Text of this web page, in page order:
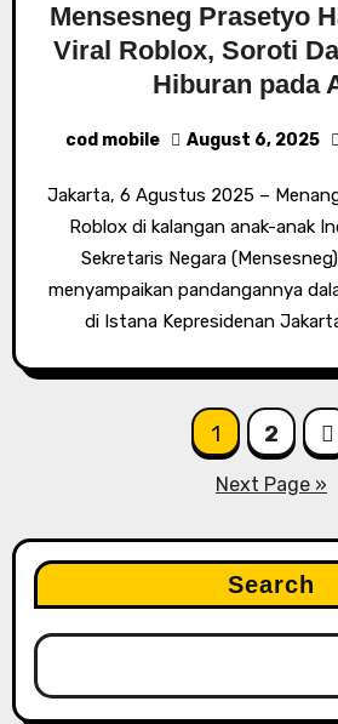
Mensesneg Prasetyo
Viral Roblox, Soroti
Hiburan pada
cod mobile August 6, 2025
Jakarta, 6 Agustus 2025 – Menanggapi viralnya game
Roblox di kalangan anak-anak
Sekretaris Negara
menyampaikan pandangannya
di Istana Kepresidenan
1 2
Next Page »
Search